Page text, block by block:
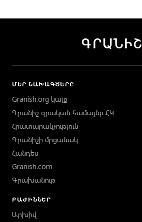
ԳՐԱՆԻՇ
ՄԵՐ ՆԱԽԱԳԾԵՐԸ
Granish.org կայք
Գրանիշ գրական համայնք ՀԿ
Հրատարակչություն
Գրանիշի մրցանակ
Հանդես
Granish.com
Գրախանութ
ԲԱԺԻՆՆԵՐ
Արխիվ